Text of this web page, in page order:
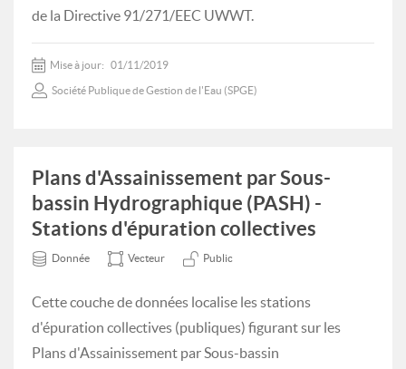
de la Directive 91/271/EEC UWWT.
Mise à jour: 01/11/2019
Société Publique de Gestion de l'Eau (SPGE)
Plans d'Assainissement par Sous-
bassin Hydrographique (PASH) -
Stations d'épuration collectives
Donnée Vecteur Public
Cette couche de données localise les stations
d'épuration collectives (publiques) figurant sur les
Plans d'Assainissement par Sous-bassin